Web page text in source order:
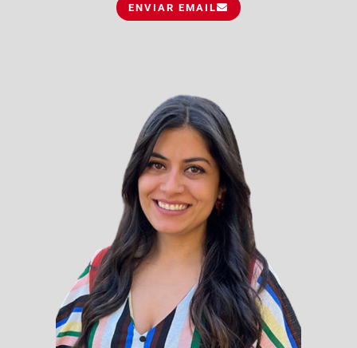
ENVIAR EMAIL